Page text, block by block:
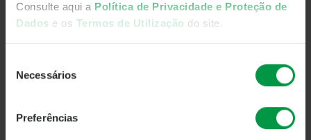
Consulte aqui a Política de Privacidade e Proteção de
Dados e os Termos de Utilização do site.
Necessários
Preferências
MEDIDAS DE RENDIBILIDADE E RISCO